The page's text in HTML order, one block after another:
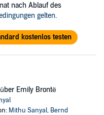
etwa, oder "Es ist ein
durchwandert die Untiefen
und schwärmt, wo Benn
zu bringen.
(P)2022 Argon Verlag
nach Ablauf des
gelten.
kostenlos testen
Emily Brontë
Mithu Sanyal, Bernd